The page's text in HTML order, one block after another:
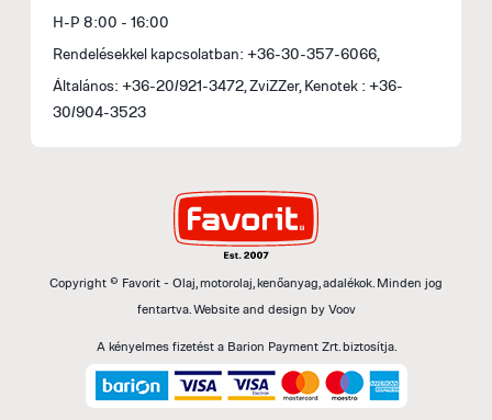
H-P 8:00 - 16:00
Rendelésekkel kapcsolatban: +36-30-357-6066,
Általános: +36-20/921-3472, ZviZZer, Kenotek : +36-
30/904-3523
Copyright © Favorit - Olaj, motorolaj, kenőanyag, adalékok. Minden jog
fentartva.Website and design by Voov
A kényelmes fizetést a Barion Payment Zrt. biztosítja.